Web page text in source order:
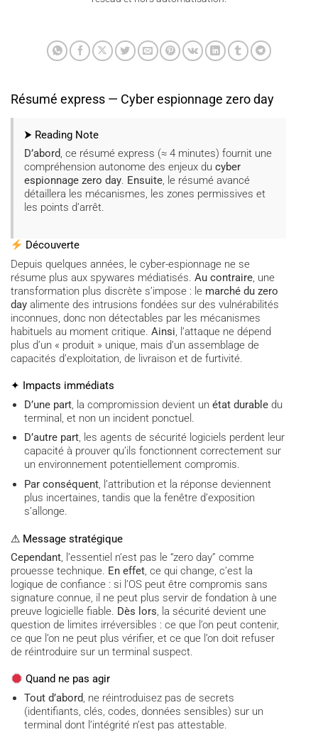
Résumé express — Cyber espionnage zero day
⮞ Reading Note
D’abord, ce résumé express (≈ 4 minutes) fournit une
compréhension autonome des enjeux du cyber
espionnage zero day. Ensuite, le résumé avancé
détaillera les mécanismes, les zones permissives et
les points d’arrêt.
Découverte
Depuis quelques années, le cyber-espionnage ne se
résume plus aux spywares médiatisés. Au contraire, une
transformation plus discrète s’impose : le marché du zero
day alimente des intrusions fondées sur des vulnérabilités
inconnues, donc non détectables par les mécanismes
habituels au moment critique. Ainsi, l’attaque ne dépend
plus d’un « produit » unique, mais d’un assemblage de
capacités d’exploitation, de livraison et de furtivité.
✦ Impacts immédiats
D’une part , la compromission devient unétat durable du
terminal, et non un incident ponctuel.
D’autre part, les agents de sécurité logiciels perdent leur
capacité à prouver qu’ils fonctionnent correctement sur
un environnement potentiellement compromis.
Par conséquent, l’attribution et la réponse deviennent
plus incertaines, tandis que la fenêtre d’exposition
s’allonge.
⚠ Message stratégique
Cependant, l’essentiel n’est pas le “zero day” comme
prouesse technique. En effet, ce qui change, c’est la
logique de confiance : si l’OS peut être compromis sans
signature connue, il ne peut plus servir de fondation à une
preuve logicielle fiable. Dès lors, la sécurité devient une
question de limites irréversibles : ce que l’on peut contenir,
ce que l’on ne peut plus vérifier, et ce que l’on doit refuser
de réintroduire sur un terminal suspect.
Quand ne pas agir
Tout d’abord, ne réintroduisez pas de secrets
(identifiants, clés, codes, données sensibles) sur un
terminal dont l’intégrité n’est pas attestable.